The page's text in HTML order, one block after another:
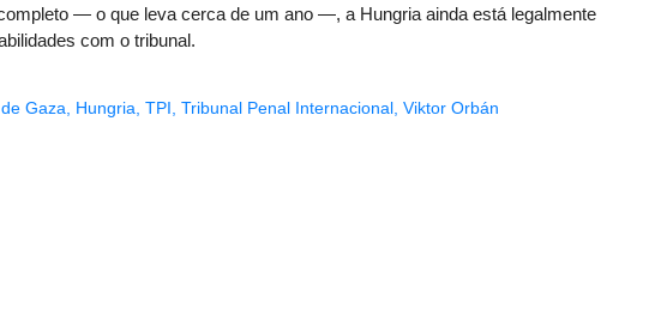
— o que leva cerca de um ano —, a Hungria ainda está legalmente
com o tribunal.
Gaza Hungria TPI Tribunal Penal Internacional Viktor Orbán